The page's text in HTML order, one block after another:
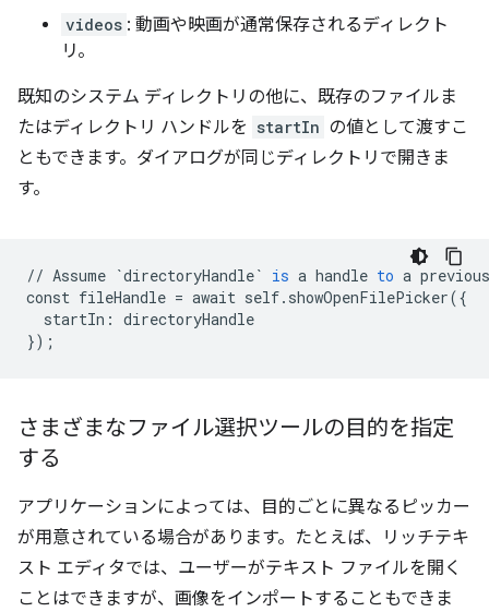
videos : 動画や映画が通常保存されるディレクト
リ。
既知のシステム ディレクトリの他に、既存のファイルま
たはディレクトリ ハンドルを startIn の値として渡すこ
ともできます。ダイアログが同じディレクトリで開きま
す。
// Assume `directoryHandle` is a handle to a
const fileHandle = await self. showOpenFilePicker({
startIn : directoryHandle
});
さまざまなファイル選択ツールの目的を指定
する
アプリケーションによっては、目的ごとに異なるピッカー
が用意されている場合があります。たとえば、リッチテキ
スト エディタでは、ユーザーがテキスト ファイルを開く
ことはできますが、画像をインポートすることもできま